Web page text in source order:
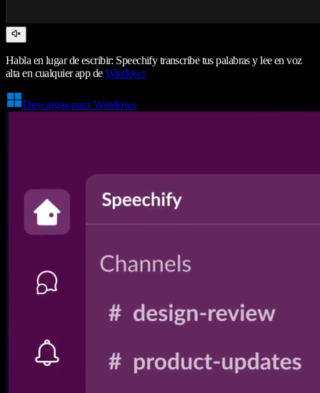
Habla en lugar de escribir: Speechify transcribe tus palabras y lee en voz
alta en cualquier app deWindows
Descargar para Windows